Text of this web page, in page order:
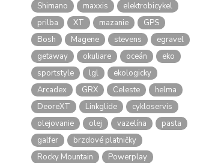
Shimano
maxxis
elektrobicykel
prilba
XT mazanie
GPS
Bosh
Magene stevens
egravel
getaway
okuliare oceán
eko
sportstyle
lgl
ekologicky
Arcadex
GRX Celeste
helma
DeoreXT
Linkglide
cykloservis
olejovanie
olej vazelína
pasta
galfer
brzdové platničky
Rocky Mountain
Powerplay